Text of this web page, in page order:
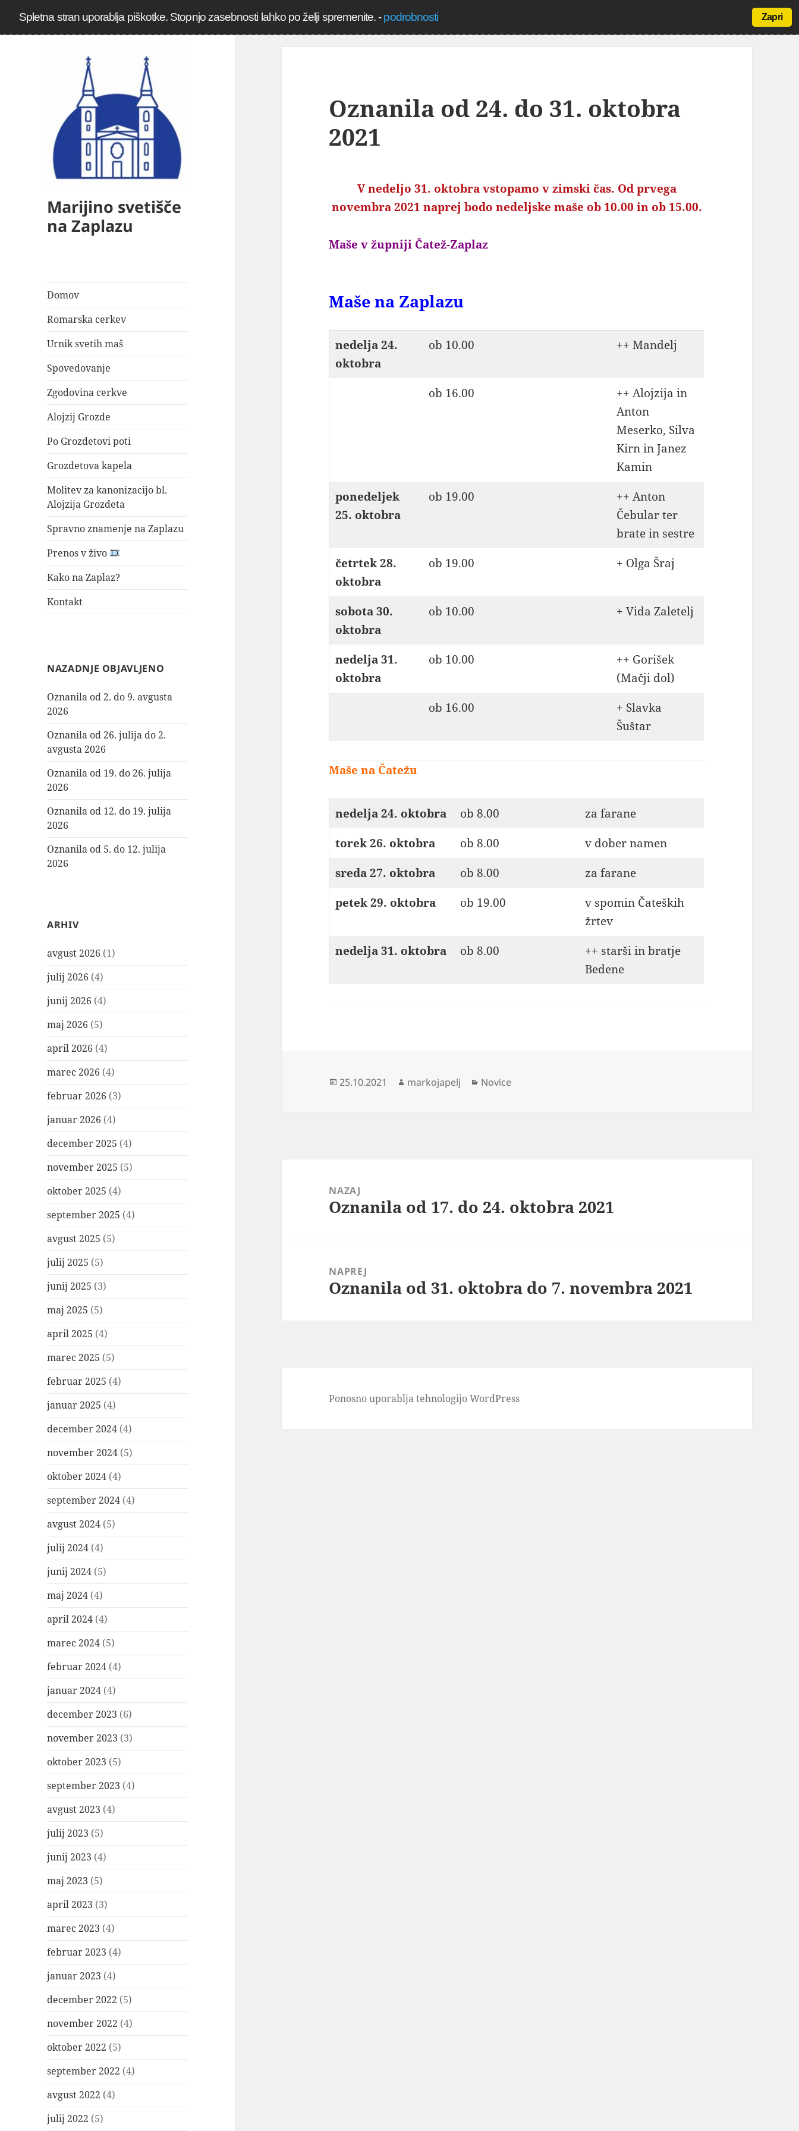
Spletna stran uporablja piškotke. Stopnjo zasebnosti lahko po želji spremenite.-podrobnosti Zapri
Marijino svetišče
na Zaplazu
Domov
Romarska cerkev
Urnik svetih maš
Spovedovanje
Zgodovina cerkve
Alojzij Grozde
Po Grozdetovi poti
Grozdetova kapela
Molitev za kanonizacijo bl.
Alojzija Grozdeta
Spravno znamenje na Zaplazu
Prenos v živo
Kako na Zaplaz?
Kontakt
NAZADNJE OBJAVLJENO
Oznanila od 2. do 9. avgusta
2026
Oznanila od 26. julija do 2.
avgusta 2026
Oznanila od 19. do 26. julija
2026
Oznanila od 12. do 19. julija
2026
Oznanila od 5. do 12. julija
2026
ARHIV
avgust 2026 (1)
julij 2026 (4)
junij 2026 (4)
maj 2026 (5)
april 2026 (4)
marec 2026 (4)
februar 2026 (3)
januar 2026 (4)
december 2025 (4)
november 2025 (5)
oktober 2025 (4)
september 2025 (4)
avgust 2025 (5)
julij 2025 (5)
junij 2025 (3)
maj 2025 (5)
april 2025 (4)
marec 2025 (5)
februar 2025 (4)
januar 2025 (4)
december 2024 (4)
november 2024 (5)
oktober 2024 (4)
september 2024 (4)
avgust 2024 (5)
julij 2024 (4)
junij 2024 (5)
maj 2024 (4)
april 2024 (4)
marec 2024 (5)
februar 2024 (4)
januar 2024 (4)
december 2023 (6)
november 2023 (3)
oktober 2023 (5)
september 2023 (4)
avgust 2023 (4)
julij 2023 (5)
junij 2023 (4)
maj 2023 (5)
april 2023 (3)
marec 2023 (4)
februar 2023 (4)
januar 2023 (4)
december 2022 (5)
november 2022 (4)
oktober 2022 (5)
september 2022 (4)
avgust 2022 (4)
julij 2022 (5)
Oznanila od 24. do 31. oktobra
2021
V nedeljo 31. oktobra vstopamo v zimski čas. Od prvega
novembra 2021 naprej bodo nedeljske maše ob 10.00 in ob 15.00.
Maše v župniji Čatež-Zaplaz
Maše na Zaplazu
nedelja 24.
oktobra
ob 10.00 ++ Mandelj
ob 16.00
++ Alojzija in
Anton
Meserko, Silva
Kirn in Janez
Kamin
ponedeljek
25. oktobra
ob 19.00
++ Anton
Čebular ter
brate in sestre
četrtek 28.
oktobra
ob 19.00 + Olga Šraj
sobota 30.
oktobra
ob 10.00 + Vida Zaletelj
nedelja 31.
oktobra
ob 10.00
++ Gorišek
(Mačji dol)
ob 16.00
+ Slavka
Šuštar
Maše na Čatežu
nedelja 24. oktobra ob 8.00
za farane
torek 26. oktobra
ob 8.00
v dober namen
sreda 27. oktobra
ob 8.00
za farane
petek 29. oktobra
ob 19.00
v spomin Čateških
žrtev
nedelja 31. oktobra
ob 8.00
++ starši in bratje
Bedene
Objavljeno
25.10.2021 Avtor
markojapelj Kategorije
Novice
prispevkaNAZAJ
Prejšnji
Oznanila od 17. do 24. oktobra 2021
NAPREJ
Naslednji
Oznanila od 31. oktobra do 7. novembra 2021
Ponosno uporablja tehnologijo WordPress